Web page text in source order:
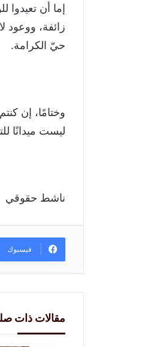
إما أن تعيدوا
زائفة، ووعود
حيّ الكرامة.
وختامًا، إن
ليست ميدانًا
ناشط حقوقي
فيسبوك
مقالات ذات